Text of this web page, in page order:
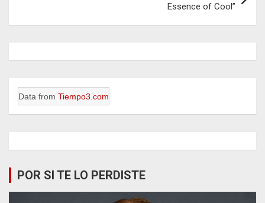
Essence of Cool”
Data from Tiempo3.com
POR SI TE LO PERDISTE